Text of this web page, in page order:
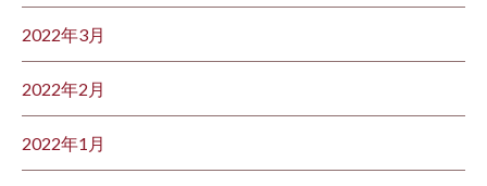
2022年3月
2022年2月
2022年1月